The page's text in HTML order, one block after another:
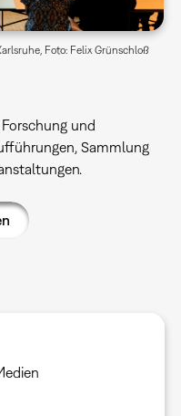
und
Sammlung
Foto: Felix Grünschloß